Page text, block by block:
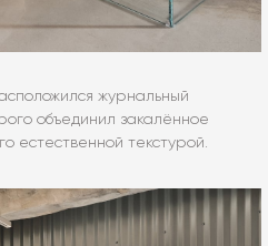
журнальный
объединил закалённое
естественной текстурой.